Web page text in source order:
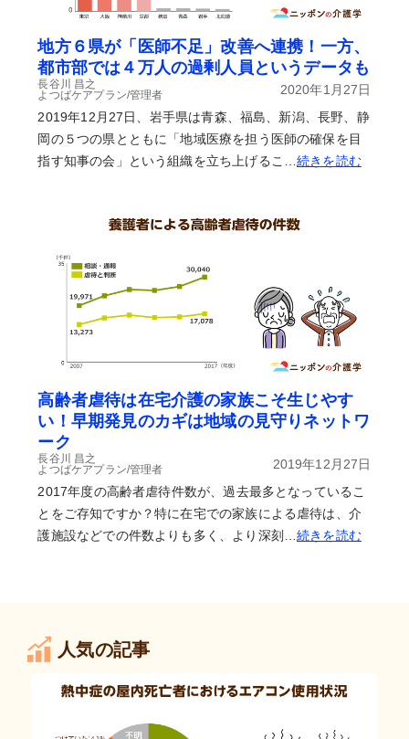
地方６県が「医師不足」改善へ連携！一方、
都市部では４万人の過剰人員というデータも
長谷川 昌之
よつばケアプラン/管理者
2020年1月27日
2019年12月27日、岩手県は青森、福島、新潟、長野、静
岡の５つの県とともに「地域医療を担う医師の確保を目
指す知事の会」という組織を立ち上げるこ…続きを読む
高齢者虐待は在宅介護の家族こそ生じやす
い！早期発見のカギは地域の見守りネットワ
ーク
長谷川 昌之
よつばケアプラン/管理者
2019年12月27日
2017年度の高齢者虐待件数が、過去最多となっているこ
とをご存知ですか？特に在宅での家族による虐待は、介
護施設などでの件数よりも多く、より深刻…続きを読む
人気の記事